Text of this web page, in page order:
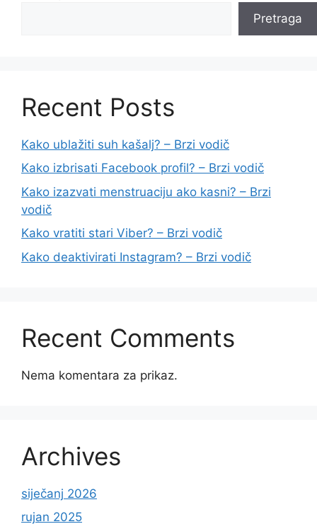
Pretraga
Recent Posts
Kako ublažiti suh kašalj? – Brzi vodič
Kako izbrisati Facebook profil? – Brzi vodič
Kako izazvati menstruaciju ako kasni? – Brzi
vodič
Kako vratiti stari Viber? – Brzi vodič
Kako deaktivirati Instagram? – Brzi vodič
Recent Comments
Nema komentara za prikaz.
Archives
siječanj 2026
rujan 2025